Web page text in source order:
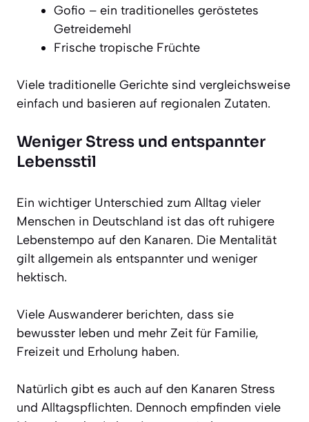
Gofio – ein traditionelles geröstetes
Getreidemehl
Frische tropische Früchte
Viele traditionelle Gerichte sind vergleichsweise
einfach und basieren auf regionalen Zutaten.
Weniger Stress und entspannter
Lebensstil
Ein wichtiger Unterschied zum Alltag vieler
Menschen in Deutschland ist das oft ruhigere
Lebenstempo auf den Kanaren. Die Mentalität
gilt allgemein als entspannter und weniger
hektisch.
Viele Auswanderer berichten, dass sie
bewusster leben und mehr Zeit für Familie,
Freizeit und Erholung haben.
Natürlich gibt es auch auf den Kanaren Stress
und Alltagspflichten. Dennoch empfinden viele